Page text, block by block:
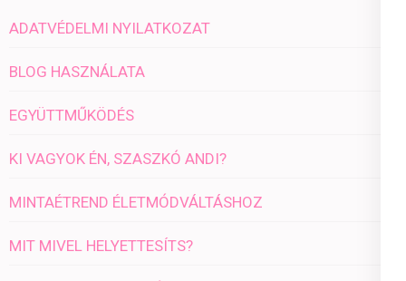
ADATVÉDELMI NYILATKOZAT
BLOG HASZNÁLATA
EGYÜTTMŰKÖDÉS
KI VAGYOK ÉN, SZASZKÓ ANDI?
MINTAÉTREND ÉLETMÓDVÁLTÁSHOZ
MIT MIVEL HELYETTESÍTS?